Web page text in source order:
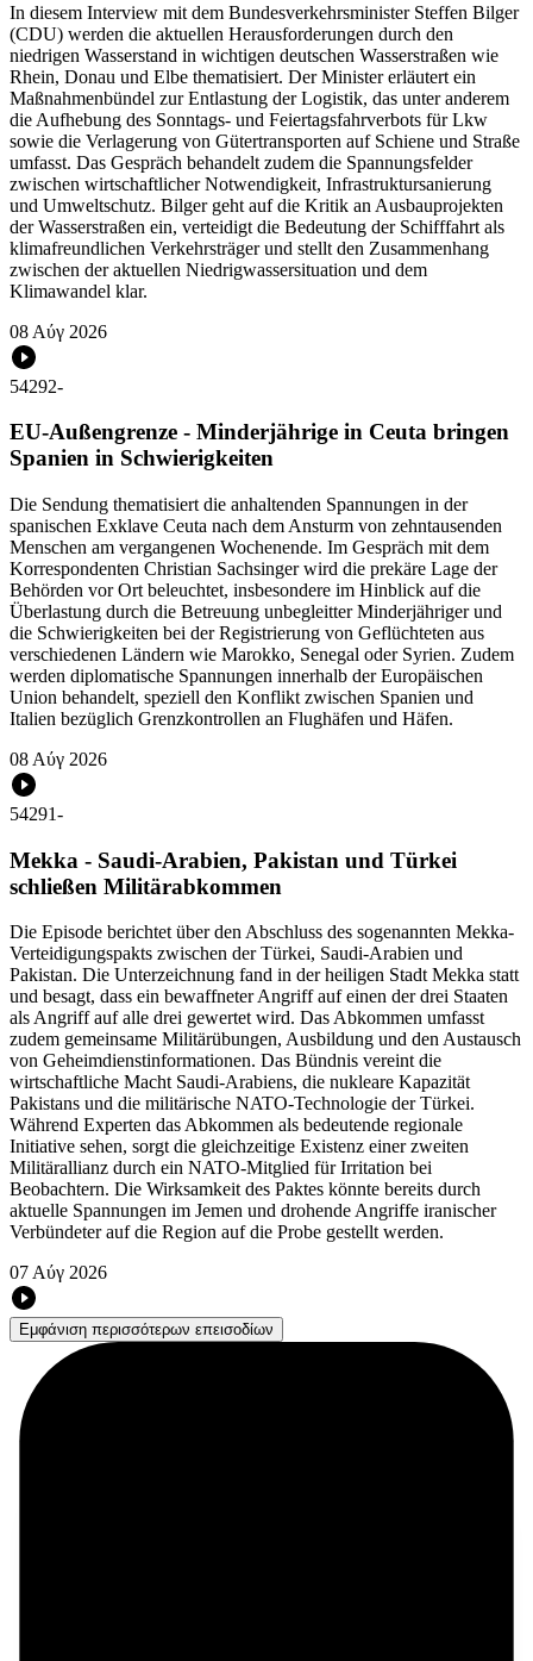
In diesem Interview mit dem Bundesverkehrsminister Steffen Bilger
(CDU) werden die aktuellen Herausforderungen durch den
niedrigen Wasserstand in wichtigen deutschen Wasserstraßen wie
Rhein, Donau und Elbe thematisiert. Der Minister erläutert ein
Maßnahmenbündel zur Entlastung der Logistik, das unter anderem
die Aufhebung des Sonntags- und Feiertagsfahrverbots für Lkw
sowie die Verlagerung von Gütertransporten auf Schiene und Straße
umfasst. Das Gespräch behandelt zudem die Spannungsfelder
zwischen wirtschaftlicher Notwendigkeit, Infrastruktursanierung
und Umweltschutz. Bilger geht auf die Kritik an Ausbauprojekten
der Wasserstraßen ein, verteidigt die Bedeutung der Schifffahrt als
klimafreundlichen Verkehrsträger und stellt den Zusammenhang
zwischen der aktuellen Niedrigwassersituation und dem
Klimawandel klar.
08 Αύγ 2026
54292-
EU-Außengrenze - Minderjährige in Ceuta bringen
Spanien in Schwierigkeiten
Die Sendung thematisiert die anhaltenden Spannungen in der
spanischen Exklave Ceuta nach dem Ansturm von zehntausenden
Menschen am vergangenen Wochenende. Im Gespräch mit dem
Korrespondenten Christian Sachsinger wird die prekäre Lage der
Behörden vor Ort beleuchtet, insbesondere im Hinblick auf die
Überlastung durch die Betreuung unbegleitter Minderjähriger und
die Schwierigkeiten bei der Registrierung von Geflüchteten aus
verschiedenen Ländern wie Marokko, Senegal oder Syrien. Zudem
werden diplomatische Spannungen innerhalb der Europäischen
Union behandelt, speziell den Konflikt zwischen Spanien und
Italien bezüglich Grenzkontrollen an Flughäfen und Häfen.
08 Αύγ 2026
54291-
Mekka - Saudi-Arabien, Pakistan und Türkei
schließen Militärabkommen
Die Episode berichtet über den Abschluss des sogenannten Mekka-
Verteidigungspakts zwischen der Türkei, Saudi-Arabien und
Pakistan. Die Unterzeichnung fand in der heiligen Stadt Mekka statt
und besagt, dass ein bewaffneter Angriff auf einen der drei Staaten
als Angriff auf alle drei gewertet wird. Das Abkommen umfasst
zudem gemeinsame Militärübungen, Ausbildung und den Austausch
von Geheimdienstinformationen. Das Bündnis vereint die
wirtschaftliche Macht Saudi-Arabiens, die nukleare Kapazität
Pakistans und die militärische NATO-Technologie der Türkei.
Während Experten das Abkommen als bedeutende regionale
Initiative sehen, sorgt die gleichzeitige Existenz einer zweiten
Militärallianz durch ein NATO-Mitglied für Irritation bei
Beobachtern. Die Wirksamkeit des Paktes könnte bereits durch
aktuelle Spannungen im Jemen und drohende Angriffe iranischer
Verbündeter auf die Region auf die Probe gestellt werden.
07 Αύγ 2026
Εμφάνιση περισσότερων επεισοδίων